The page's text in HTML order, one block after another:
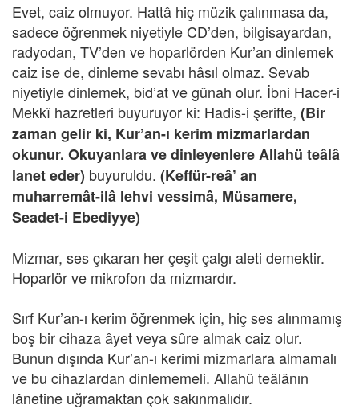
Evet, caiz olmuyor. Hattâ hiç müzik çalınmasa da,
sadece öğrenmek niyetiyle CD’den, bilgisayardan,
radyodan, TV’den ve hoparlörden Kur’an dinlemek
caiz ise de, dinleme sevabı hâsıl olmaz. Sevab
niyetiyle dinlemek, bid’at ve günah olur. İbni Hacer-i
Mekkî hazretleri buyuruyor ki: Hadis-i şerifte, (Bir
zaman gelir ki, Kur’an-ı kerim mizmarlardan
okunur. Okuyanlara ve dinleyenlere Allahü teâlâ
lanet eder) buyuruldu. (Keffür-reâ’ an
muharremât-ilâ lehvi vessimâ, Müsamere,
Seadet-i Ebediyye)
Mizmar, ses çıkaran her çeşit çalgı aleti demektir.
Hoparlör ve mikrofon da mizmardır.
Sırf Kur’an-ı kerim öğrenmek için, hiç ses alınmamış
boş bir cihaza âyet veya sûre almak caiz olur.
Bunun dışında Kur’an-ı kerimi mizmarlara almamalı
ve bu cihazlardan dinlememeli. Allahü teâlânın
lânetine uğramaktan çok sakınmalıdır.